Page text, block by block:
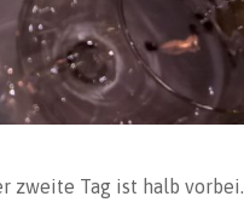
zweite Tag ist halb vorbei.